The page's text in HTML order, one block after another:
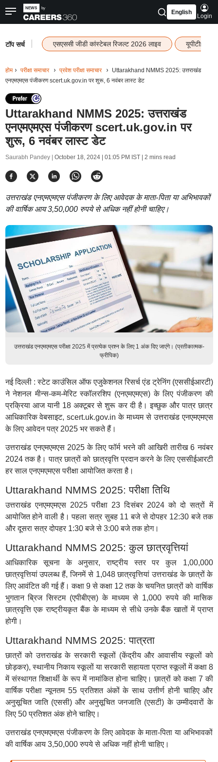
English
Login
टॉप सर्च एसएससी जीडी कांस्टेबल रिजल्ट 2026 लाइव यूपीटीईटी
होम परीक्षा समाचार प्रवेश परीक्षा समाचार
Uttarakhand NMMS 2025: उत्तराखंड
एनएमएमएस पंजीकरण scert.uk.gov.in पर शुरू, 6 नवंबर लास्ट डेट
Uttarakhand NMMS 2025: उत्तराखंड
एनएमएमएस पंजीकरण scert.uk.gov.in पर
शुरू, 6 नवंबर लास्ट डेट
Saurabh Pandey | October 18, 2024 | 01:05 PM IST| 2 mins read
उत्तराखंड एनएमएमएस पंजीकरण के लिए आवेदक के माता-पिता या अभिभावकों
की वार्षिक आय 3,50,000 रुपये से अधिक नहीं होनी चाहिए।
उत्तराखंड एनएमएमएस परीक्षा 2025 में प्रत्येक प्रश्न के लिए 1 अंक दिए जाएंगे। (प्रतीकात्मक-
फ्रीपिक)
नई दिल्ली : स्टेट काउंसिल ऑफ एजुकेशनल रिसर्च एंड ट्रेनिंग (एससीईआरटी)
ने नेशनल मीन्स-कम-मेरिट स्कॉलरशिप (एनएमएमएस) के लिए पंजीकरण की
प्रक्रिया आज यानी 18 अक्टूबर से शुरू कर दी है। इच्छुक और पात्र छात्र
आधिकारिक वेबसाइट, scert.uk.gov.in के माध्यम से उत्तराखंड एनएमएमएस
के लिए आवेदन पत्र 2025 भर सकते हैं।
उत्तराखंड एनएमएमएस 2025 के लिए फॉर्म भरने की आखिरी तारीख 6 नवंबर
2024 तक है। पात्र छात्रों को छात्रवृत्ति प्रदान करने के लिए एससीईआरटी
हर साल एनएमएमएस परीक्षा आयोजित करता है।
Uttarakhand NMMS 2025: परीक्षा तिथि
उत्तराखंड एनएमएमएस 2025 परीक्षा 23 दिसंबर 2024 को दो सत्रों में
आयोजित होने वाली है। पहला सत्र सुबह 11 बजे से दोपहर 12:30 बजे तक
और दूसरा सत्र दोपहर 1:30 बजे से 3:00 बजे तक होग।
Uttarakhand NMMS 2025: कुल छात्रवृत्तियां
आधिकारिक सूचना के अनुसार, राष्ट्रीय स्तर पर कुल 1,00,000
छात्रवृत्तियां उपलब्ध हैं, जिनमें से 1,048 छात्रवृत्तियां उत्तराखंड के छात्रों के
लिए आवंटित की गई हैं। कक्षा 9 से कक्षा 12 तक के चयनित छात्रों को वार्षिक
भुगतान ब्रिज सिस्टम (एपीबीएस) के माध्यम से 1,000 रुपये की मासिक
छात्रवृत्ति एक राष्ट्रीयकृत बैंक के माध्यम से सीधे उनके बैंक खातों में प्राप्त
होगी।
Uttarakhand NMMS 2025: पात्रता
छात्रों को उत्तराखंड के सरकारी स्कूलों (केंद्रीय और आवासीय स्कूलों को
छोड़कर), स्थानीय निकाय स्कूलों या सरकारी सहायता प्राप्त स्कूलों में कक्षा 8
में संस्थागत शिक्षार्थी के रूप में नामांकित होना चाहिए। छात्रों को कक्षा 7 की
वार्षिक परीक्षा न्यूनतम 55 प्रतिशत अंकों के साथ उत्तीर्ण होनी चाहिए और
अनुसूचित जाति (एससी) और अनुसूचित जनजाति (एसटी) के उम्मीदवारों के
लिए 50 प्रतिशत अंक होने चाहिए।
उत्तराखंड एनएमएमएस पंजीकरण के लिए आवेदक के माता-पिता या अभिभावकों
की वार्षिक आय 3,50,000 रुपये से अधिक नहीं होनी चाहिए।